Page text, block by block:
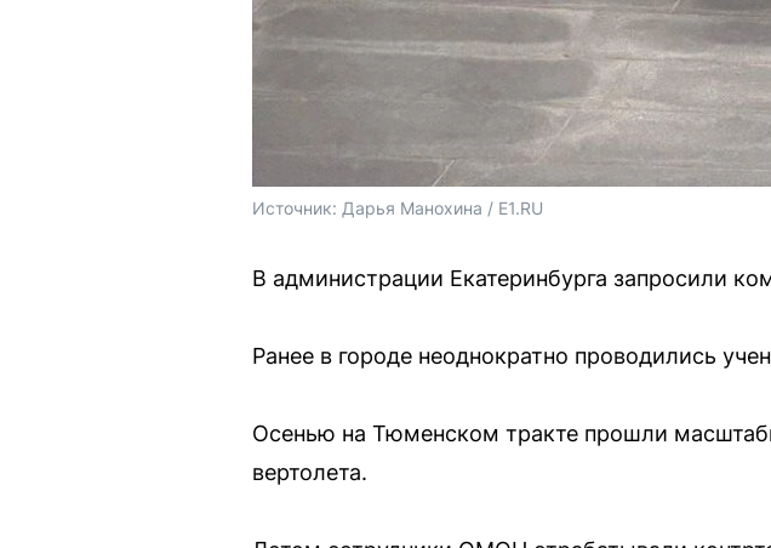
Источник: Дарья Манохина / E1.RU
В администрации Екатеринбурга запросили
Ранее в городе неоднократно проводились
Осенью на Тюменском тракте прошли
вертолета.